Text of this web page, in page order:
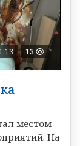
13
местом
На